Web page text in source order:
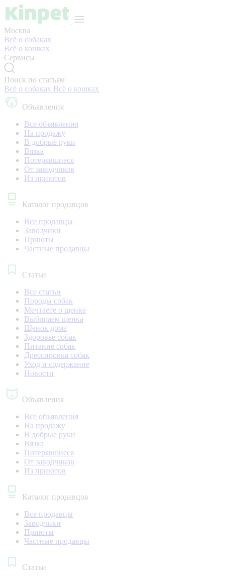
Москва
Всё о собаках
Всё о кошках
Сервисы
Поиск по статьям
Всё о собаках Всё о кошках
Объявления
Все объявления
На продажу
В добрые руки
Вязка
Потерявшиеся
От заводчиков
Из приютов
Каталог продавцов
Все продавцы
Заводчики
Приюты
Частные продавцы
Статьи
Все статьи
Породы собак
Мечтаете о щенке
Выбираем щенка
Щенок дома
Здоровье собак
Питание собак
Дрессировка собак
Уход и содержание
Новости
Объявления
Все объявления
На продажу
В добрые руки
Вязка
Потерявшиеся
От заводчиков
Из приютов
Каталог продавцов
Все продавцы
Заводчики
Приюты
Частные продавцы
Статьи